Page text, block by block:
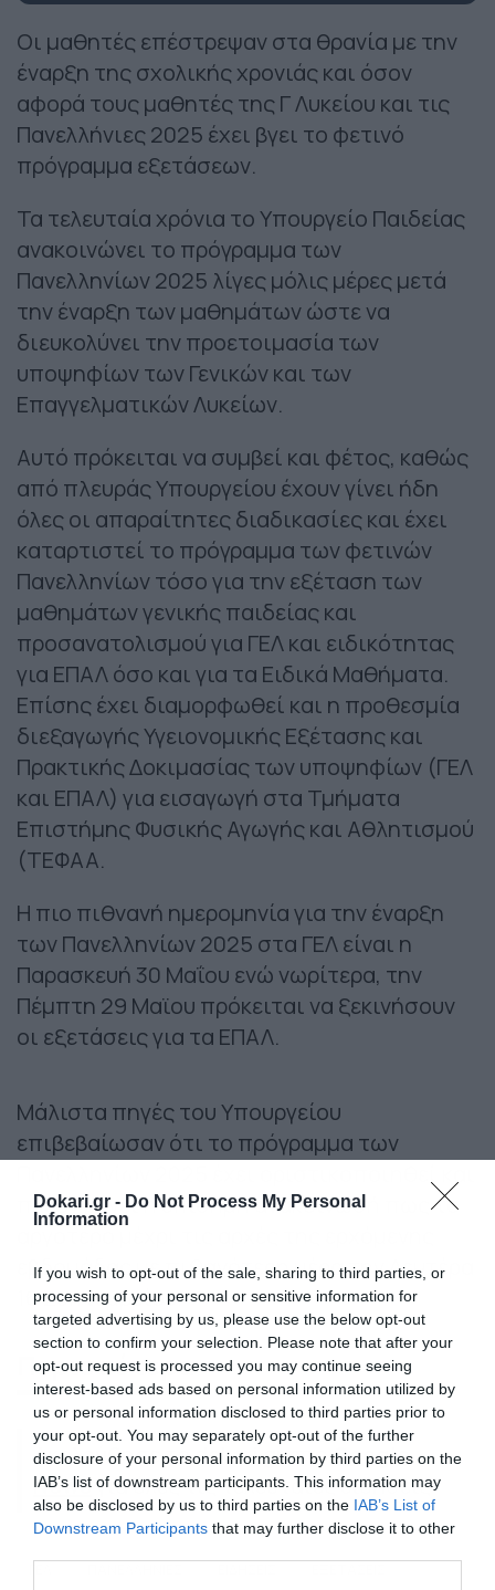
Dokari.gr - Do Not Process My Personal
Information
If you wish to opt-out of the sale, sharing to third parties, or
processing of your personal or sensitive information for
targeted advertising by us, please use the below opt-out
section to confirm your selection. Please note that after your
opt-out request is processed you may continue seeing
interest-based ads based on personal information utilized by
us or personal information disclosed to third parties prior to
your opt-out. You may separately opt-out of the further
disclosure of your personal information by third parties on the
IAB’s list of downstream participants. This information may
also be disclosed by us to third parties on the IAB’s List of
Downstream Participants that may further disclose it to other
Οι μαθητές επέστρεψαν στα θρανία με την
έναρξη της σχολικής χρονιάς και όσον
αφορά τους μαθητές της Γ Λυκείου και τις
Πανελλήνιες 2025 έχει βγει το φετινό
πρόγραμμα εξετάσεων.
Τα τελευταία χρόνια το Υπουργείο Παιδείας
ανακοινώνει το πρόγραμμα των
Πανελληνίων 2025 λίγες μόλις μέρες μετά
την έναρξη των μαθημάτων ώστε να
διευκολύνει την προετοιμασία των
υποψηφίων των Γενικών και των
Επαγγελματικών Λυκείων.
Αυτό πρόκειται να συμβεί και φέτος, καθώς
από πλευράς Υπουργείου έχουν γίνει ήδη
όλες οι απαραίτητες διαδικασίες και έχει
καταρτιστεί το πρόγραμμα των φετινών
Πανελληνίων τόσο για την εξέταση των
μαθημάτων γενικής παιδείας και
προσανατολισμού για ΓΕΛ και ειδικότητας
για ΕΠΑΛ όσο και για τα Ειδικά Μαθήματα.
Επίσης έχει διαμορφωθεί και η προθεσμία
διεξαγωγής Υγειονομικής Εξέτασης και
Πρακτικής Δοκιμασίας των υποψηφίων (ΓΕΛ
και ΕΠΑΛ) για εισαγωγή στα Τμήματα
Επιστήμης Φυσικής Αγωγής και Αθλητισμού
(ΤΕΦΑΑ.
Η πιο πιθνανή ημερομηνία για την έναρξη
των Πανελληνίων 2025 στα ΓΕΛ είναι η
Παρασκευή 30 Μαΐου ενώ νωρίτερα, την
Πέμπτη 29 Μαϊου πρόκειται να ξεκινήσουν
οι εξετάσεις για τα ΕΠΑΛ.
Μάλιστα πηγές του Υπουργείου
επιβεβαίωσαν ότι το πρόγραμμα των
πλέον μένει η επίσημη ανακοίνωσή πως το
εβδομάδας με πιθανότερη μέρα την Δευτέρα
16 Σεπτεμβρίου.
Περισσότερα
Ακολούθησε το dokari.gr στοGoogle
Newsγια όλες τις τελευταίες ειδήσεις